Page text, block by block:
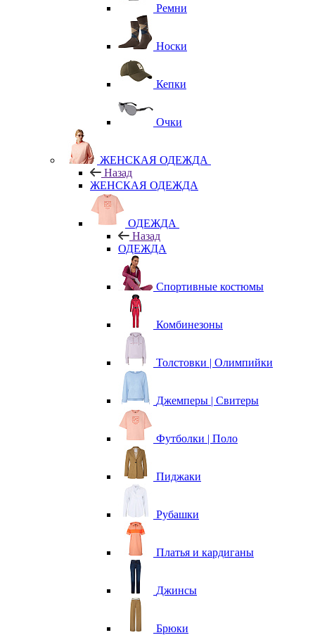
Ремни
Носки
Кепки
Очки
ЖЕНСКАЯ ОДЕЖДА
Назад
ЖЕНСКАЯ ОДЕЖДА
ОДЕЖДА
Назад
ОДЕЖДА
Спортивные костюмы
Комбинезоны
Толстовки | Олимпийки
Джемперы | Свитеры
Футболки | Поло
Пиджаки
Рубашки
Платья и кардиганы
Джинсы
Брюки